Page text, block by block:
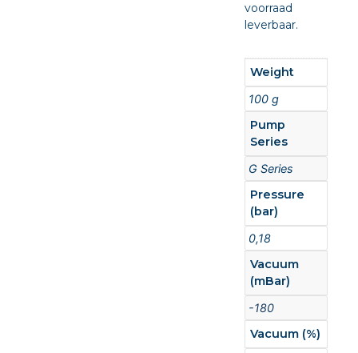
voorraad
leverbaar.
Weight
100 g
Pump
Series
G Series
Pressure
(bar)
0,18
Vacuum
(mBar)
-180
Vacuum (%)